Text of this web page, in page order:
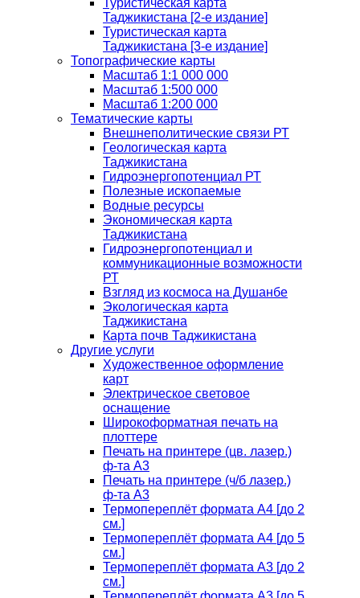
Таджикистана [2-е издание]
Туристическая карта
Таджикистана [3-е издание]
Топографические карты
Масштаб 1:1 000 000
Масштаб 1:500 000
Масштаб 1:200 000
Тематические карты
Внешнеполитические связи РТ
Геологическая карта
Таджикистана
Гидроэнергопотенциал РТ
Полезные ископаемые
Водные ресурсы
Экономическая карта
Таджикистана
Гидроэнергопотенциал и
коммуникационные возможности
РТ
Взгляд из космоса на Душанбе
Экологическая карта
Таджикистана
Карта почв Таджикистана
Другие услуги
Художественное оформление
карт
Электрическое световое
оснащение
Широкоформатная печать на
плоттере
Печать на принтере (цв. лазер.)
ф-та А3
Печать на принтере (ч/б лазер.)
ф-та А3
Термопереплёт формата А4 [до 2
см.]
Термопереплёт формата А4 [до 5
см.]
Термопереплёт формата А3 [до 2
см.]